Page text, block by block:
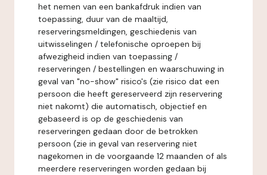
het nemen van een bankafdruk indien van
toepassing, duur van de maaltijd,
reserveringsmeldingen, geschiedenis van
uitwisselingen / telefonische oproepen bij
afwezigheid indien van toepassing /
reserveringen / bestellingen en waarschuwing in
geval van "no-show" risico's (zie risico dat een
persoon die heeft gereserveerd zijn reservering
niet nakomt) die automatisch, objectief en
gebaseerd is op de geschiedenis van
reserveringen gedaan door de betrokken
persoon (zie in geval van reservering niet
nagekomen in de voorgaande 12 maanden of als
meerdere reserveringen worden gedaan bij